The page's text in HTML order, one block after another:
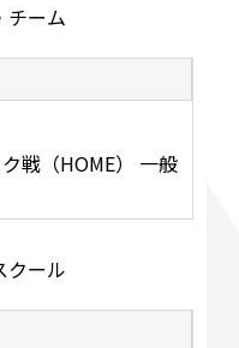
チーム
戦（HOME） 一般
クール